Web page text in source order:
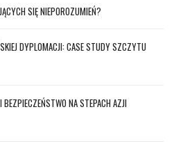
SIĘ NIEPOROZUMIEŃ?
DYPLOMACJI: CASE STUDY SZCZYTU
NA STEPACH AZJI